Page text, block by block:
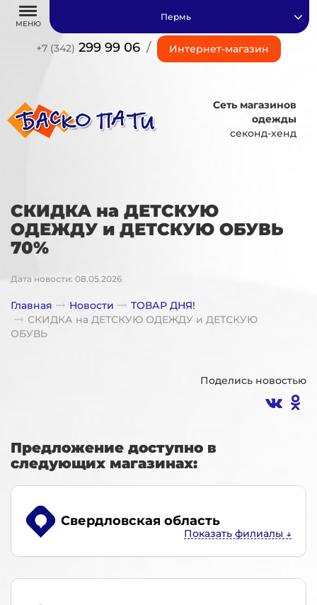
МЕНЮ
+7 (342) 299 99 06 / Интернет-магазин
Пермь
Сеть магазинов
одежды
секонд-хенд
СКИДКА на ДЕТСКУЮ
ОДЕЖДУ и ДЕТСКУЮ ОБУВЬ
70%
Дата новости: 08.05.2026
Главная Новости
ТОВАР ДНЯ!
СКИДКА на ДЕТСКУЮ ОДЕЖДУ и ДЕТСКУЮ
ОБУВЬ
Поделись новостью
Предложение доступно в
следующих магазинах:
Свердловская область